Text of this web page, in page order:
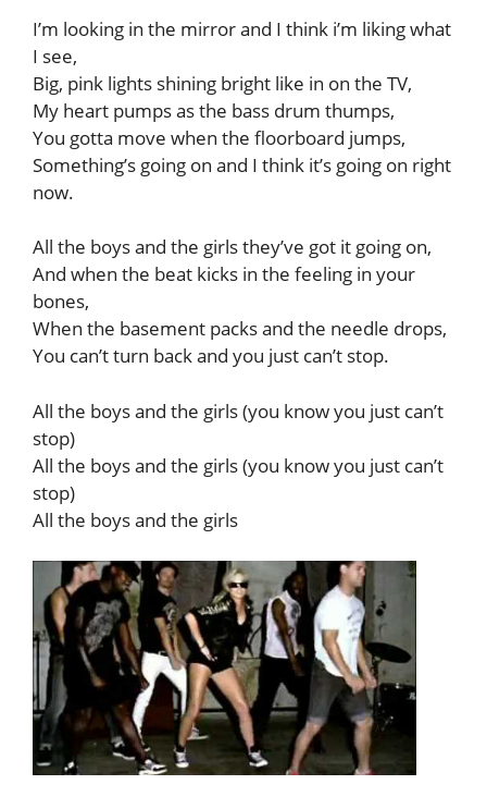
I’m looking in the mirror and I think i’m liking what
I see,
Big, pink lights shining bright like in on the TV,
My heart pumps as the bass drum thumps,
You gotta move when the floorboard jumps,
Something’s going on and I think it’s going on right
now.
All the boys and the girls they’ve got it going on,
And when the beat kicks in the feeling in your
bones,
When the basement packs and the needle drops,
You can’t turn back and you just can’t stop.
All the boys and the girls (you know you just can’t
stop)
All the boys and the girls (you know you just can’t
stop)
All the boys and the girls